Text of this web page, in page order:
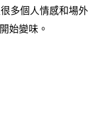
多個人情感和場外
開始變味。